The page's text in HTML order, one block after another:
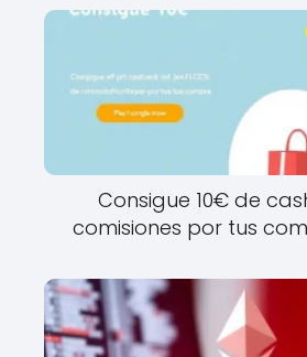
Consigue 10€ de
comisiones por tus